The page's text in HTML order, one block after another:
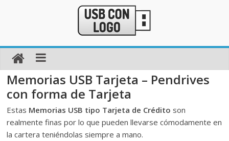
Memorias USB Tarjeta – Pendrives
con forma de Tarjeta
Estas Memorias USB tipo Tarjeta de Créditoson
realmente finas por lo que pueden llevarse cómodamente en
la cartera teniéndolas siempre a mano.